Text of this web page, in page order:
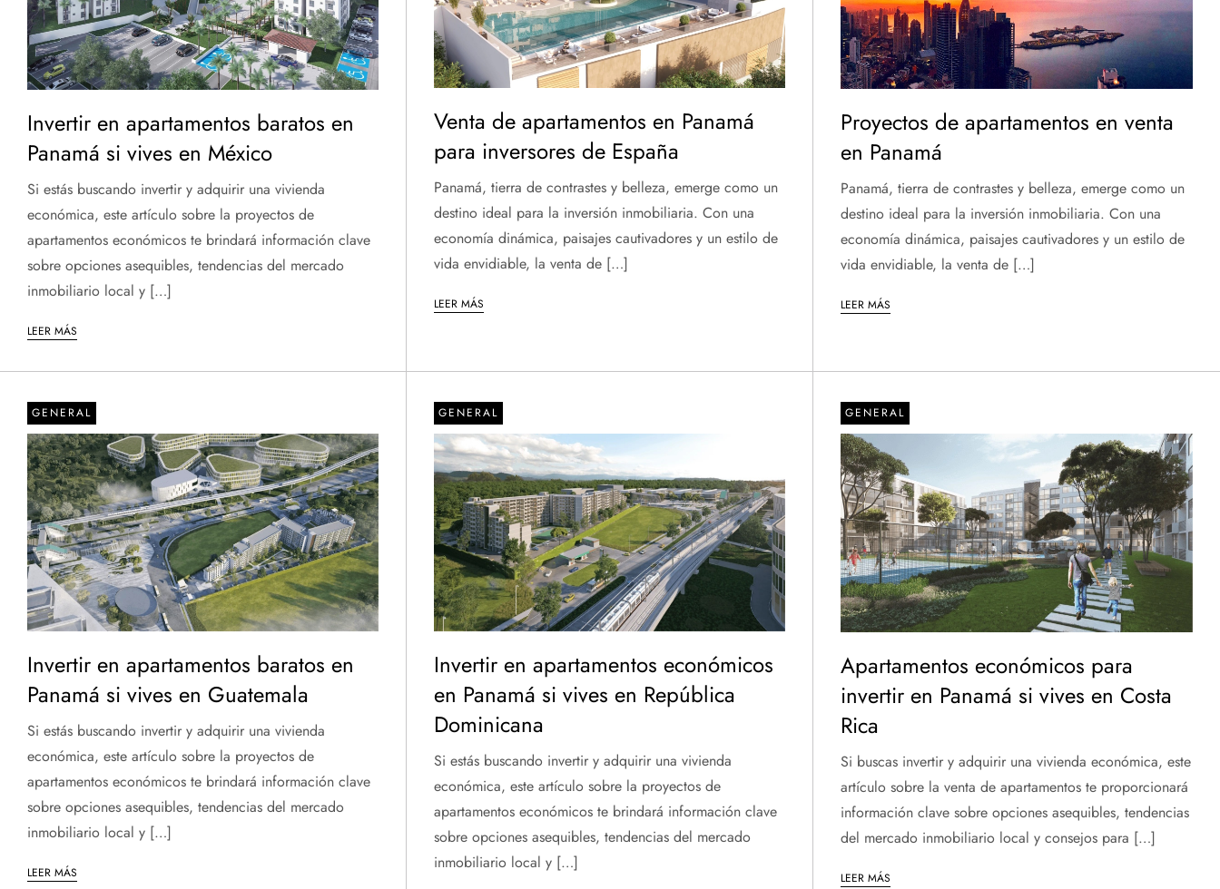
Invertir en apartamentos baratos en
Panamá si vives en México
Si estás buscando invertir y adquirir una vivienda
económica, este artículo sobre la proyectos de
apartamentos económicos te brindará información clave
sobre opciones asequibles, tendencias del mercado
inmobiliario local y […]
LEER MÁS
Venta de apartamentos en Panamá
para inversores de España
Panamá, tierra de contrastes y belleza, emerge como un
destino ideal para la inversión inmobiliaria. Con una
economía dinámica, paisajes cautivadores y un estilo de
vida envidiable, la venta de […]
LEER MÁS
Proyectos de apartamentos en venta
en Panamá
Panamá, tierra de contrastes y belleza, emerge como un
destino ideal para la inversión inmobiliaria. Con una
economía dinámica, paisajes cautivadores y un estilo de
vida envidiable, la venta de […]
LEER MÁS
GENERAL
Invertir en apartamentos baratos en
Panamá si vives en Guatemala
Si estás buscando invertir y adquirir una vivienda
económica, este artículo sobre la proyectos de
apartamentos económicos te brindará información clave
sobre opciones asequibles, tendencias del mercado
inmobiliario local y […]
LEER MÁS
GENERAL
Invertir en apartamentos económicos
en Panamá si vives en República
Dominicana
Si estás buscando invertir y adquirir una vivienda
económica, este artículo sobre la proyectos de
apartamentos económicos te brindará información clave
sobre opciones asequibles, tendencias del mercado
inmobiliario local y […]
GENERAL
Apartamentos económicos para
invertir en Panamá si vives en Costa
Rica
Si buscas invertir y adquirir una vivienda económica, este
artículo sobre la venta de apartamentos te proporcionará
información clave sobre opciones asequibles, tendencias
del mercado inmobiliario local y consejos para […]
LEER MÁS